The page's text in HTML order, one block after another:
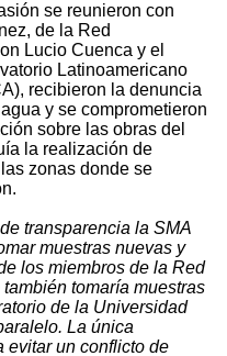
se reunieron con
de la Red
Lucio Cuenca y el
Latinoamericano
recibieron la denuncia
y se comprometieron
sobre las obras del
la realización de
zonas donde se
transparencia la SMA
muestras nuevas y
los miembros de la Red
tomaría muestras
de la Universidad
La única
evitar un conflicto de